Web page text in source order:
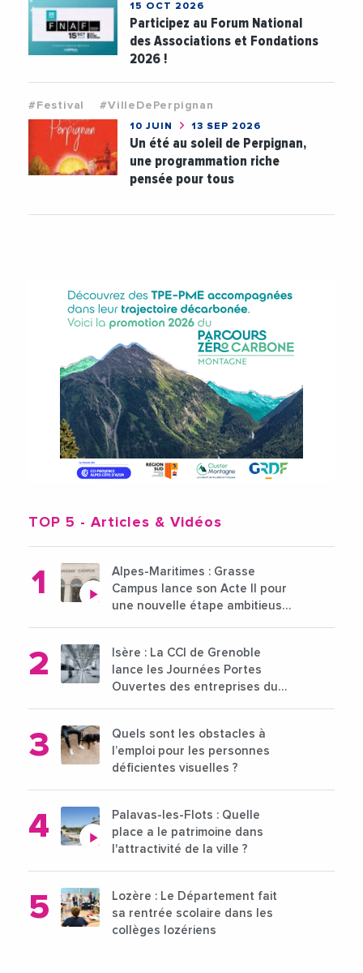
15 OCT 2026
Participez au Forum National
des Associations et Fondations
2026 !
#Festival #VilleDePerpignan
10 JUIN 13 SEP 2026
Un été au soleil de Perpignan,
une programmation riche
pensée pour tous
TOP 5 - Articles & Vidéos
Alpes-Maritimes : Grasse
Campus lance son Acte II pour
une nouvelle étape ambitieuse
Isère : La CCI de Grenoble
lance les Journées Portes
Ouvertes des entreprises du
Quels sont les obstacles à
l’emploi pour les personnes
déficientes visuelles ?
Palavas-les-Flots : Quelle
place a le patrimoine dans
l'attractivité de la ville ?
Lozère : Le Département fait
sa rentrée scolaire dans les
collèges lozériens